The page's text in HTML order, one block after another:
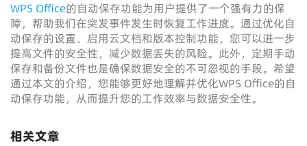
WPS Office的自动保存功能为用户提供了一个强有力的保
障，帮助我们在突发事件发生时恢复工作进度。通过优化自
动保存的设置、启用云文档和版本控制功能，您可以进一步
提高文件的安全性，减少数据丢失的风险。此外，定期手动
保存和备份文件也是确保数据安全的不可忽视的手段。希望
通过本文的介绍，您能够更好地理解并优化WPS Office的自
动保存功能，从而提升您的工作效率与数据安全性。
相关文章